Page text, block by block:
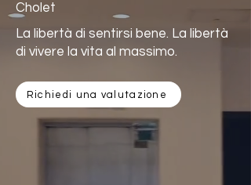
Cholet
La libertà di sentirsi bene. La libertà
di vivere la vita al massimo.
Richiedi una valutazione